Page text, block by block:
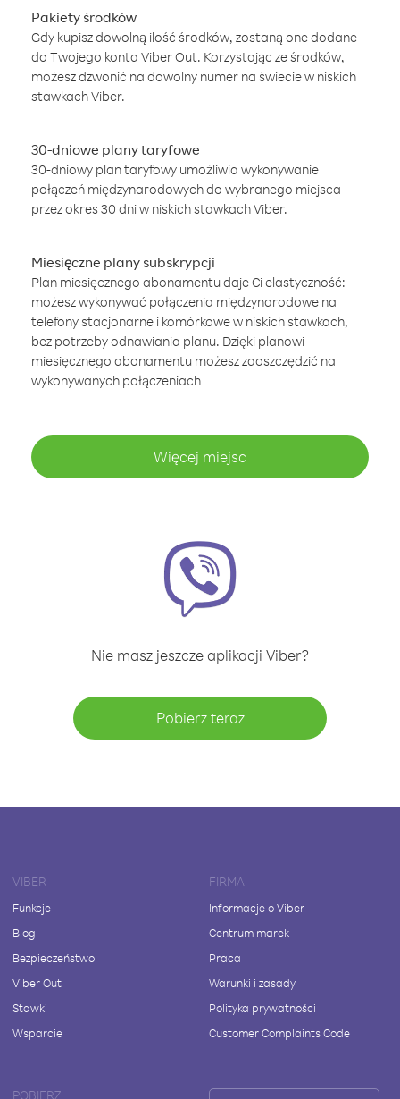
Pakiety środków
Gdy kupisz dowolną ilość środków, zostaną one dodane
do Twojego konta Viber Out. Korzystając ze środków,
możesz dzwonić na dowolny numer na świecie w niskich
stawkach Viber.
30-dniowe plany taryfowe
30-dniowy plan taryfowy umożliwia wykonywanie
połączeń międzynarodowych do wybranego miejsca
przez okres 30 dni w niskich stawkach Viber.
Miesięczne plany subskrypcji
Plan miesięcznego abonamentu daje Ci elastyczność:
możesz wykonywać połączenia międzynarodowe na
telefony stacjonarne i komórkowe w niskich stawkach,
bez potrzeby odnawiania planu. Dzięki planowi
miesięcznego abonamentu możesz zaoszczędzić na
wykonywanych połączeniach
Więcej miejsc
Nie masz jeszcze aplikacji Viber?
Pobierz teraz
VIBER
Funkcje
Blog
Bezpieczeństwo
Viber Out
Stawki
Wsparcie
FIRMA
Informacje o Viber
Centrum marek
Praca
Warunki i zasady
Polityka prywatności
Customer Complaints Code
POBIERZ